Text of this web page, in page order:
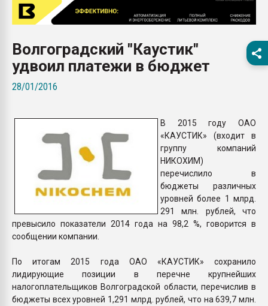
28.07.2026
пластмасс
28.07.2026
ПЕРЕЙТИ НА
Волгоградский "Каустик"
удвоил платежи в бюджет
28/01/2016
В 2015 году ОАО
«КАУСТИК» (входит в
группу компаний
НИКОХИМ)
перечислило в
бюджеты различных
уровней более 1 млрд.
291 млн. рублей, что
превысило показатели 2014 года на 98,2 %, говорится в
сообщении компании.
По итогам 2015 года ОАО «КАУСТИК» сохранило
лидирующие позиции в перечне крупнейших
налогоплательщиков Волгоградской области, перечислив в
бюджеты всех уровней 1,291 млрд. рублей, что на 639,7 млн.